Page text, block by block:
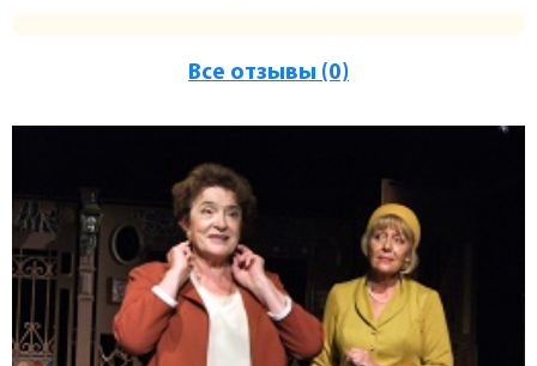
Все отзывы (0)